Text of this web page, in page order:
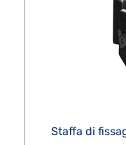
Staffa di